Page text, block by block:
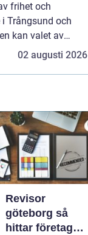
frihet och
Trångsund och
kan valet av
för hur smidig
02 augusti 2026
Revisor
göteborg så
hittar företag